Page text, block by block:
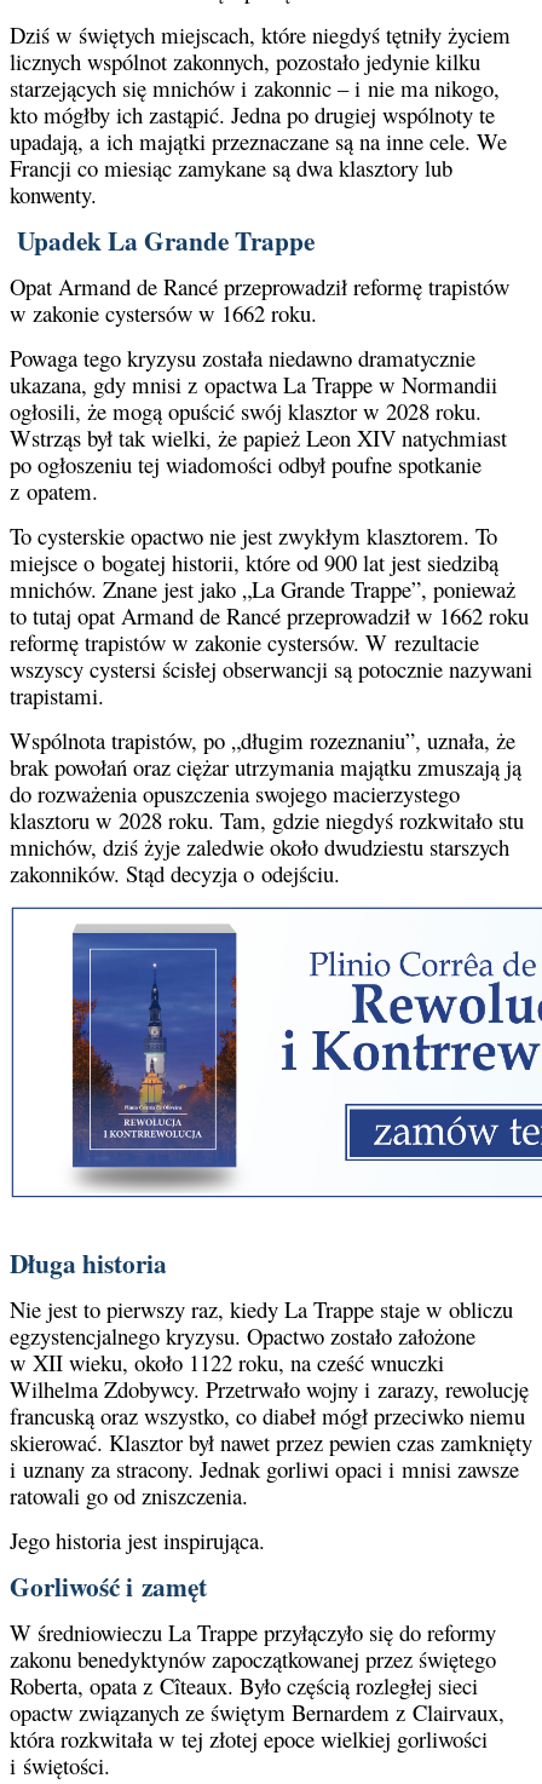
Dziś w świętych miejscach, które niegdyś tętniły życiem
licznych wspólnot zakonnych, pozostało jedynie kilku
starzejących się mnichów i zakonnic – i nie ma nikogo,
kto mógłby ich zastąpić. Jedna po drugiej wspólnoty te
upadają, a ich majątki przeznaczane są na inne cele. We
Francji co miesiąc zamykane są dwa klasztory lub
konwenty.
Upadek La Grande Trappe
Opat Armand de Rancé przeprowadził reformę trapistów
w zakonie cystersów w 1662 roku.
Powaga tego kryzysu została niedawno dramatycznie
ukazana, gdy mnisi z opactwa La Trappe w Normandii
ogłosili, że mogą opuścić swój klasztor w 2028 roku.
Wstrząs był tak wielki, że papież Leon XIV natychmiast
po ogłoszeniu tej wiadomości odbył poufne spotkanie
z opatem.
To cysterskie opactwo nie jest zwykłym klasztorem. To
miejsce o bogatej historii, które od 900 lat jest siedzibą
mnichów. Znane jest jako „La Grande Trappe”, ponieważ
to tutaj opat Armand de Rancé przeprowadził w 1662 roku
reformę trapistów w zakonie cystersów. W rezultacie
wszyscy cystersi ścisłej obserwancji są potocznie nazywani
trapistami.
Wspólnota trapistów, po „długim rozeznaniu”, uznała, że
brak powołań oraz ciężar utrzymania majątku zmuszają ją
do rozważenia opuszczenia swojego macierzystego
klasztoru w 2028 roku. Tam, gdzie niegdyś rozkwitało stu
mnichów, dziś żyje zaledwie około dwudziestu starszych
zakonników. Stąd decyzja o odejściu.
Długa historia
Nie jest to pierwszy raz, kiedy La Trappe staje w obliczu
egzystencjalnego kryzysu. Opactwo zostało założone
w XII wieku, około 1122 roku, na cześć wnuczki
Wilhelma Zdobywcy. Przetrwało wojny i zarazy, rewolucję
francuską oraz wszystko, co diabeł mógł przeciwko niemu
skierować. Klasztor był nawet przez pewien czas zamknięty
i uznany za stracony. Jednak gorliwi opaci i mnisi zawsze
ratowali go od zniszczenia.
Jego historia jest inspirująca.
Gorliwość i zamęt
W średniowieczu La Trappe przyłączyło się do reformy
zakonu benedyktynów zapoczątkowanej przez świętego
Roberta, opata z Cîteaux. Było częścią rozległej sieci
opactw związanych ze świętym Bernardem z Clairvaux,
która rozkwitała w tej złotej epoce wielkiej gorliwości
i świętości.